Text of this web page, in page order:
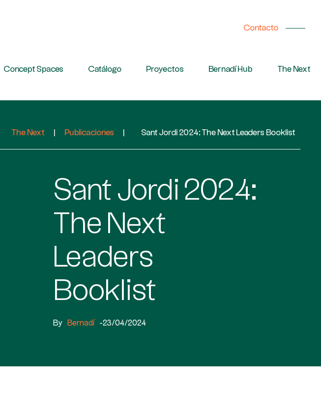
Contacto
Concept Spaces Catálogo Proyectos Bernadí Hub The Next
The Next Publicaciones Sant Jordi 2024: The Next Leaders Booklist
Sant Jordi 2024:
The Next
Leaders
Booklist
By Bernadí -23/04/2024